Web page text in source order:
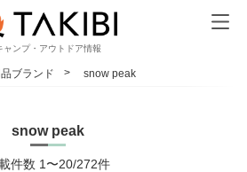
ャンプ・アウトドア情報
ブランド snow peak
snow peak
件数 1〜20/272件